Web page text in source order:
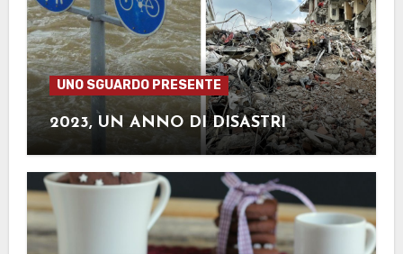
UNO SGUARDO PRESENTE
2023, UN ANNO DI DISASTRI